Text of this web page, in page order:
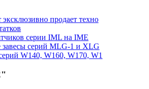
эксклюзивно продает техно
серии IML на IME
завесы серий MLG-1 и XLG
W140, W160, W170, W1